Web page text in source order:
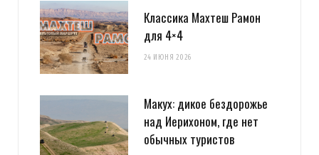
Классика Махтеш Рамон
для 4×4
24 ИЮНЯ 2026
Макух: дикое бездорожье
над Иерихоном, где нет
обычных туристов